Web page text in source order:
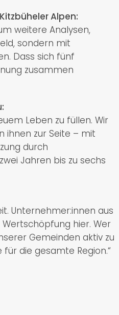
Alpen:
weitere Analysen,
sondern mit
Dass sich fünf
zusammen
Leben zu füllen. Wir
ihnen zur Seite – mit
durch
Jahren bis zu sechs
Unternehmer:innen aus
hier. Wer
Gemeinden aktiv zu
die gesamte Region.“